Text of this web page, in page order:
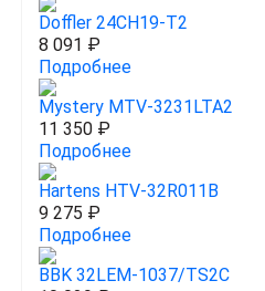
Doffler 24CH19-T2
8 091 ₽
Подробнее
Mystery MTV-3231LTA2
11 350 ₽
Подробнее
Hartens HTV-32R011B
9 275 ₽
Подробнее
BBK 32LEM-1037/TS2C